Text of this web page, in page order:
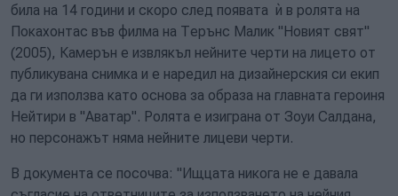
била на 14 години и скоро след появата ѝ в ролята на
Покахонтас във филма на Терънс Малик "Новият свят"
(2005), Камерън е извлякъл нейните черти на лицето от
публикувана снимка и е наредил на дизайнерския си екип
да ги използва като основа за образа на главната героиня
Нейтири в "Аватар". Ролята е изиграна от Зоуи Салдана,
но персонажът няма нейните лицеви черти.
В документа се посочва: "Ищцата никога не е давала